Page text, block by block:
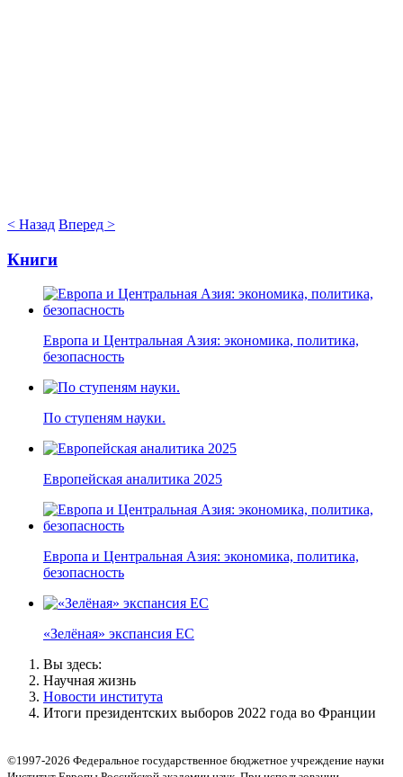
< Назад Вперед >
Книги
Европа и Центральная Азия: экономика, политика,
безопасность
По ступеням науки.
Европейская аналитика 2025
Европа и Центральная Азия: экономика, политика,
безопасность
«Зелёная» экспансия ЕС
Вы здесь:
Научная жизнь
Новости института
Итоги президентских выборов 2022 года во Франции
©1997-2026 Федеральное государственное бюджетное учреждение науки